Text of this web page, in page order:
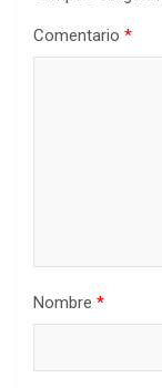
Comentario *
Nombre *